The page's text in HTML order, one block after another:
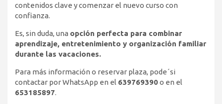
contenidos clave y comenzar el nuevo curso con
confianza.
Es, sin duda, una opción perfecta para combinar
aprendizaje, entretenimiento y organización familiar
durante las vacaciones.
Para más información o reservar plaza, pode´si
contactar por WhatsApp en el 639769390o en el
653185897.